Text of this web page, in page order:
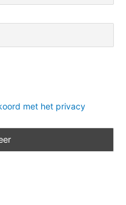
met het privacy